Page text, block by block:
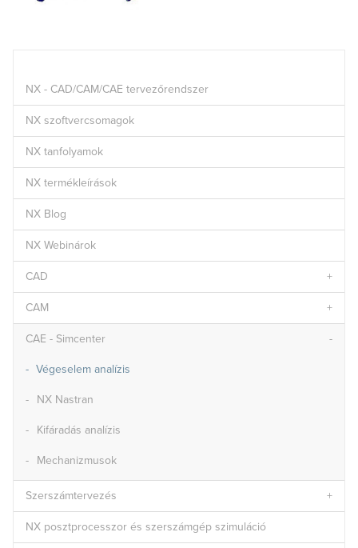
NX - CAD/CAM/CAE tervezőrendszer
NX szoftvercsomagok
NX tanfolyamok
NX termékleírások
NX Blog
NX Webinárok
CAD
CAM
CAE - Simcenter
Végeselem analízis
NX Nastran
Kifáradás analízis
Mechanizmusok
Szerszámtervezés
NX posztprocesszor és szerszámgép szimuláció